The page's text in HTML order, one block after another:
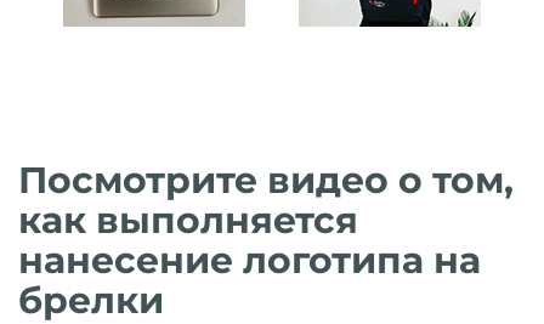
Посмотрите видео о том,
как выполняется
нанесение логотипа на
брелки